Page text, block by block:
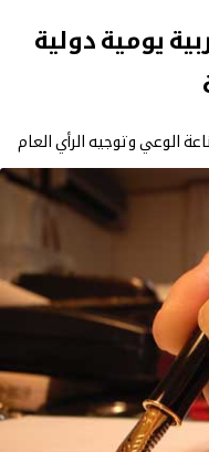
يومية دولية
الوعي وتوجيه الرأي العام